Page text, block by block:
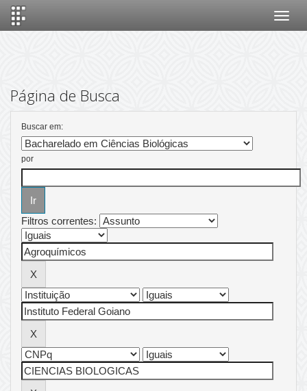
Página de Busca
Buscar em:
por
Filtros correntes: